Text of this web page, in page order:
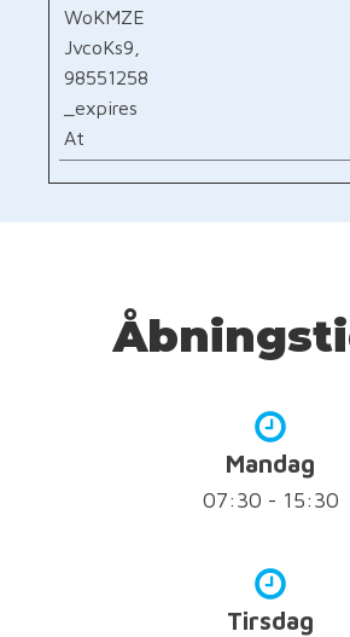
WoKMZE
JvcoKs9,
98551258
_expires
At
Mandag
07:30 - 15:30
Tirsdag